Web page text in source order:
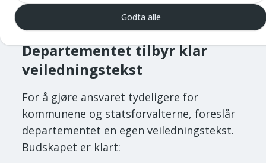
standarder.
Departementet tilbyr klar
veiledningstekst
For å gjøre ansvaret tydeligere for
kommunene og statsforvalterne, foreslår
departementet en egen veiledningstekst.
Budskapet er klart:
Godta alle